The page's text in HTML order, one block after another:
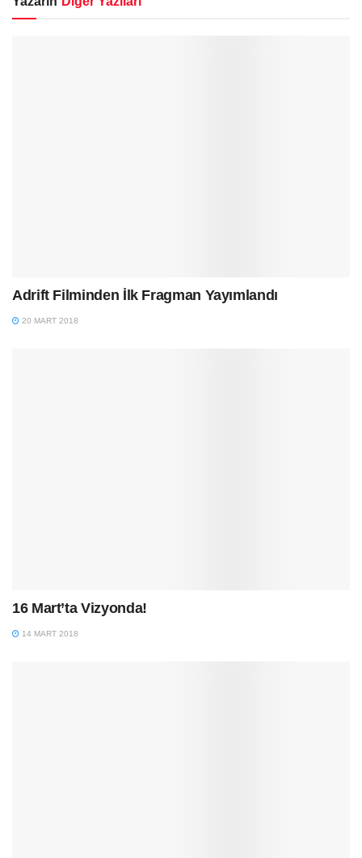
Adrift Filminden İlk Fragman Yayımlandı
20 MART 2018
16 Mart’ta Vizyonda!
14 MART 2018